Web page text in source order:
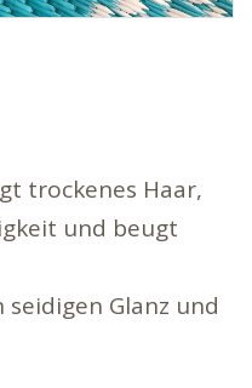
trockenes Haar,
und beugt
Glanz und